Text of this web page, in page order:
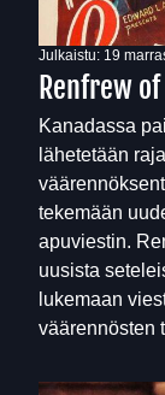
Julkaistu: 19
Renfrew
Kanadassa
lähetetään
tekemään
apuviestin.
uusista
lukemaan
väärennösten